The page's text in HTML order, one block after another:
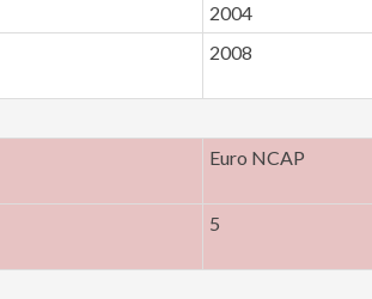
2004
2008
Euro NCAP
5